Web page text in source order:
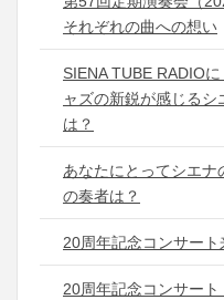
それぞれの曲への想い
SIENA TUBE RADIO
ャズの新鋭が感じるシ
は？
あなたにとってシエナ
の奏者は？
20周年記念コンサー
20周年記念コンサー